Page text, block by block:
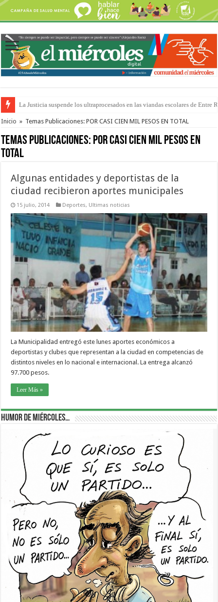
Se presentará la obra “La Runfla de los Macanos”
Inicio » Temas Publicaciones: POR CASI CIEN MIL PESOS EN TOTAL
Temas Publicaciones: POR CASI CIEN MIL PESOS EN
TOTAL
Algunas entidades y deportistas de la
ciudad recibieron aportes municipales
15 julio, 2014 Deportes, Ultimas noticias
La Municipalidad entregó este lunes aportes económicos a
deportistas y clubes que representan a la ciudad en competencias de
distintos niveles en lo nacional e internacional. La entrega alcanzó
97.700 pesos.
Leer Más »
Humor de Miércoles…